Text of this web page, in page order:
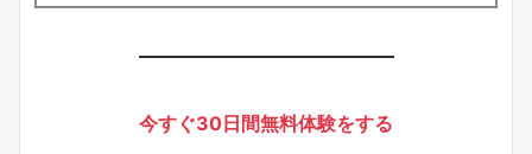
今すぐ30日間無料体験をする